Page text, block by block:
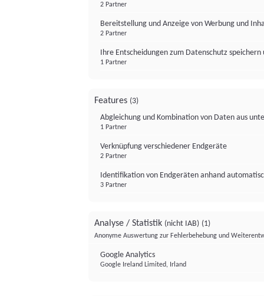
2 Partner
Bereitstellung und Anzeige von Werbung und
2 Partner
Ihre Entscheidungen zum Datenschutz
1 Partner
Features (3)
Abgleichung und Kombination von Daten aus
1 Partner
Verknüpfung verschiedener Endgeräte
2 Partner
Identifikation von Endgeräten anhand
3 Partner
Analyse / Statistik (nicht IAB) (1)
Anonyme Auswertung zur Fehlerbehebung und
Google Analytics
Google Ireland Limited, Irland